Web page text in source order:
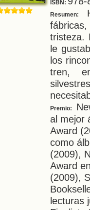
ISBN:
Resumen:
tristeza.
le
los
tren,
Premio:
al mejor
Award
como
(2009),
Award
(2009),
lecturas